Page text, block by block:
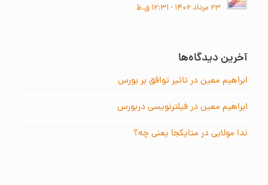
۲۳ مرداد ۱۴۰۲ - ۱۲:۳۱ ق.ظ
آخرین دیدگاه‌ها
ابراهیم معیندرتاثیر توافق بر بورس
ابراهیم معیندرفیلترنویسی دربورس
ندا مولاییدر متایکجا یعنی چه؟